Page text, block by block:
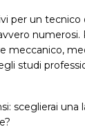
per un tecnico
numerosi.
meccanico,
studi
sceglierai una